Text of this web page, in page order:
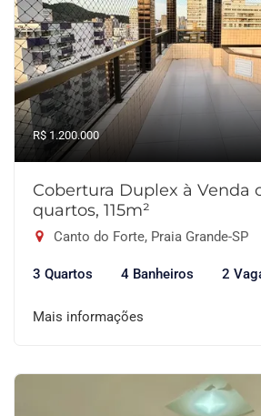
R$ 1.200.000
Cobertura Duplex à Venda
quartos, 115m²
Canto do Forte, Praia Grande-SP
3 Quartos 4 Banheiros 2
Mais informações